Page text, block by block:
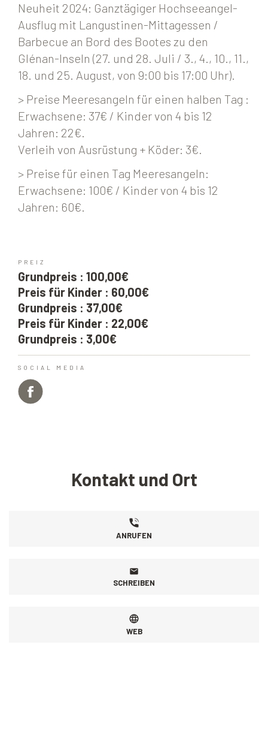
Neuheit 2024: Ganztägiger Hochseeangel-
Ausflug mit Langustinen-Mittagessen /
Barbecue an Bord des Bootes zu den
Glénan-Inseln (27. und 28. Juli / 3., 4., 10., 11.,
18. und 25. August, von 9:00 bis 17:00 Uhr).
> Preise Meeresangeln für einen halben Tag :
Erwachsene: 37€ / Kinder von 4 bis 12
Jahren: 22€.
Verleih von Ausrüstung + Köder: 3€.
> Preise für einen Tag Meeresangeln:
Erwachsene: 100€ / Kinder von 4 bis 12
Jahren: 60€.
PREIZ
Grundpreis : 100,00€
Preis für Kinder : 60,00€
Grundpreis : 37,00€
Preis für Kinder : 22,00€
Grundpreis : 3,00€
SOCIAL MEDIA
Kontakt und Ort
ANRUFEN
SCHREIBEN
WEB